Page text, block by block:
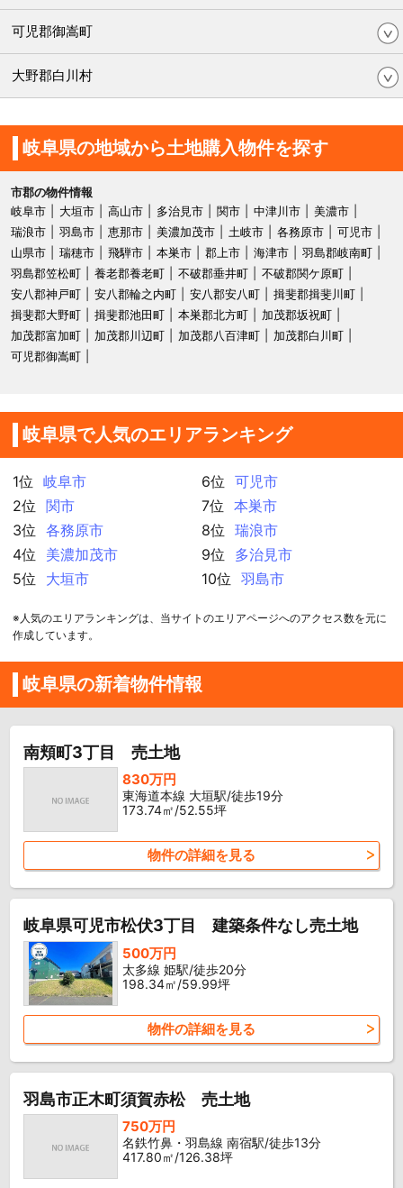
可児郡御嵩町
大野郡白川村
岐阜県の地域から土地購入物件を探す
市郡の物件情報
岐阜市
大垣市 高山市 多治見市 関市 中津川市
美濃市
瑞浪市
羽島市 恵那市 美濃加茂市 土岐市 各務原市
可児市
山県市
瑞穂市 飛騨市 本巣市 郡上市 海津市
羽島郡岐南町
羽島郡笠松町
養老郡養老町 不破郡垂井町
不破郡関ケ原町
安八郡神戸町
安八郡輪之内町 安八郡安八町
揖斐郡揖斐川町
揖斐郡大野町
揖斐郡池田町 本巣郡北方町
加茂郡坂祝町
加茂郡富加町
加茂郡川辺町 加茂郡八百津町
加茂郡白川町
可児郡御嵩町
岐阜県で人気のエリアランキング
1位
岐阜市
2位
関市
3位
各務原市
4位
美濃加茂市
5位
大垣市
6位
可児市
7位
本巣市
8位
瑞浪市
9位
多治見市
10位
羽島市
※人気のエリアランキングは、当サイトのエリアページへのアクセス数を元に
作成しています。
岐阜県の新着物件情報
南頬町3丁目 売土地
830万円
東海道本線 大垣駅/徒歩19分
173.74㎡/52.55坪
物件の詳細を見る
岐阜県可児市松伏3丁目 建築条件なし売土地
500万円
太多線 姫駅/徒歩20分
198.34㎡/59.99坪
物件の詳細を見る
羽島市正木町須賀赤松 売土地
750万円
名鉄竹鼻・羽島線 南宿駅/徒歩13分
417.80㎡/126.38坪